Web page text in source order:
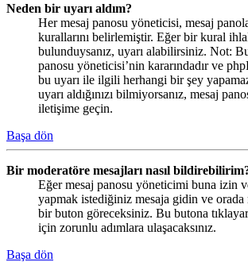
Neden bir uyarı aldım?
Her mesaj panosu yöneticisi, mesaj
kurallarını belirlemiştir. Eğer bir kural
bulunduysanız, uyarı alabilirsiniz. Not:
panosu yöneticisi’nin kararındadır ve
bu uyarı ile ilgili herhangi bir şey
uyarı aldığınızı bilmiyorsanız, mesaj
iletişime geçin.
Başa dön
Bir moderatöre mesajları nasıl
Eğer mesaj panosu yöneticimi buna izin
yapmak istediğiniz mesaja gidin ve
bir buton göreceksiniz. Bu butona
için zorunlu adımlara ulaşacaksınız.
Başa dön